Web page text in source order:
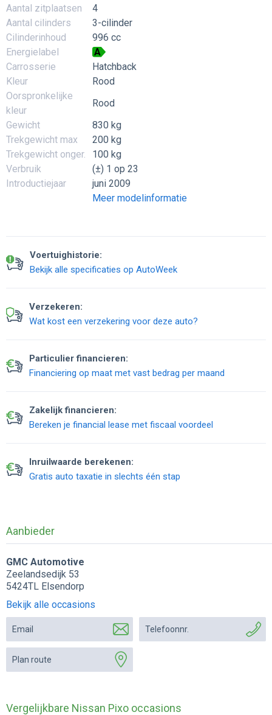
Aantal zitplaatsen
4
Aantal cilinders
3-cilinder
Cilinderinhoud
996 cc
Energielabel
A
Carrosserie
Hatchback
Kleur
Rood
Oorspronkelijke
kleur
Rood
Gewicht
830 kg
Trekgewicht max
200 kg
Trekgewicht onger.
100 kg
Verbruik
(±) 1 op 23
Introductiejaar
juni 2009
Meer modelinformatie
Voertuighistorie:
Bekijk alle specificaties op AutoWeek
Verzekeren:
Wat kost een verzekering voor deze auto?
Particulier financieren:
Financiering op maat met vast bedrag per maand
Zakelijk financieren:
Bereken je financial lease met fiscaal voordeel
Inruilwaarde berekenen:
Gratis auto taxatie in slechts één stap
Aanbieder
GMC Automotive
Zeelandsedijk 53
5424TL Elsendorp
Bekijk alle occasions
Email Telefoonnr.
Plan route
Vergelijkbare Nissan Pixo occasions